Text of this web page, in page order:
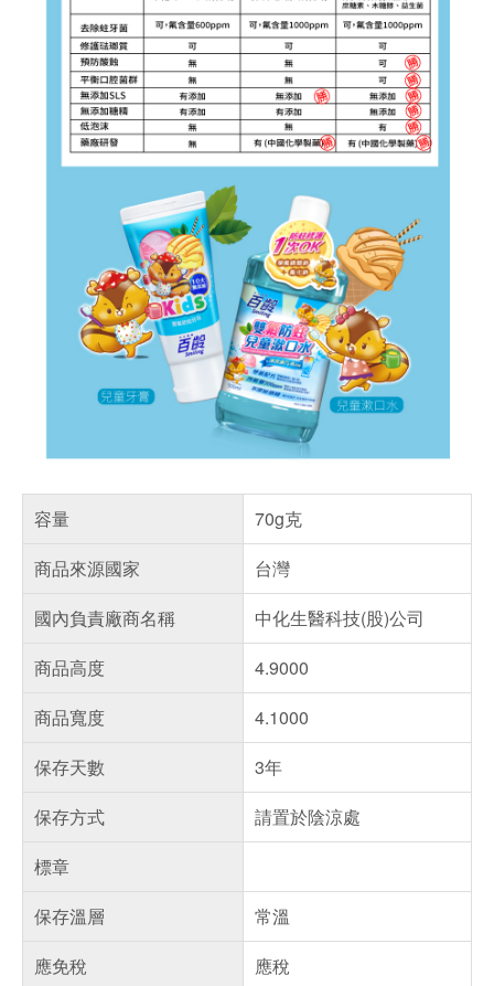
容量
70g克
商品來源國家
台灣
國內負責廠商名稱
中化生醫科技(股)公司
商品高度
4.9000
商品寬度
4.1000
保存天數
3年
保存方式
請置於陰涼處
標章
保存溫層
常溫
應免稅
應稅